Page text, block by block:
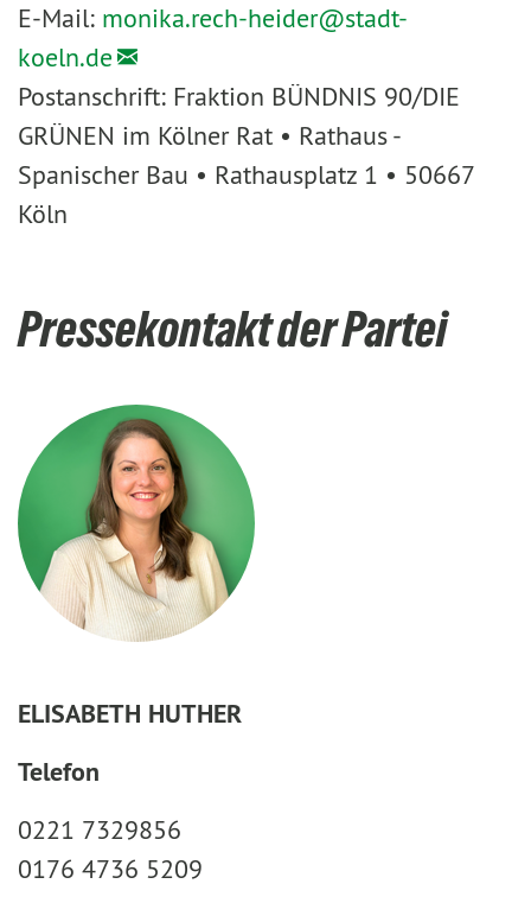
E-Mail: monika.rech-heider@stadt-
koeln.de
Postanschrift: Fraktion BÜNDNIS 90/DIE
GRÜNEN im Kölner Rat • Rathaus -
Spanischer Bau • Rathausplatz 1 • 50667
Köln
Pressekontakt der Partei
ELISABETH HUTHER
Telefon
0221 7329856
0176 4736 5209